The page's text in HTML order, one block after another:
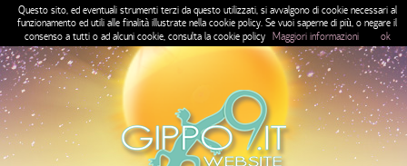
Questo sito, ed eventuali strumenti terzi da questo utilizzati, si avvalgono di cookie necessari al
funzionamento ed utili alle finalità illustrate nella cookie policy. Se vuoi saperne di più, o negare il
consenso a tutti o ad alcuni cookie, consulta la cookie policy
Maggiori informazioni ok